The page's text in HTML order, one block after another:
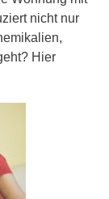
nicht nur
Hier